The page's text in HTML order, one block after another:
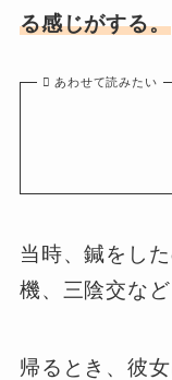
る感じがする。
あわせて読みたい
当時、鍼をし
機、三陰交など
帰るとき、彼